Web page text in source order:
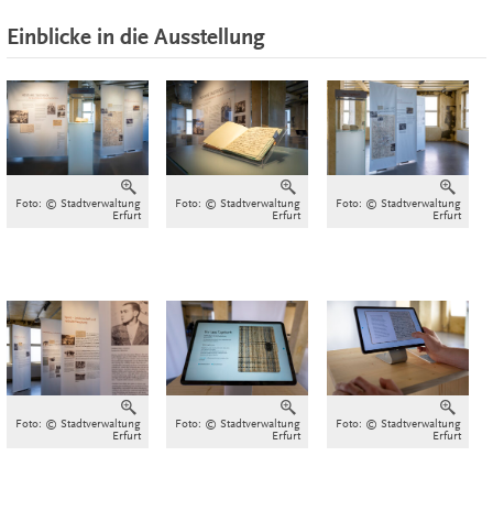
Einblicke in die Ausstellung
Foto: © Stadtverwaltung
Erfurt
Foto: © Stadtverwaltung
Erfurt
Foto: © Stadtverwaltung
Erfurt
Foto: © Stadtverwaltung
Erfurt
Foto: © Stadtverwaltung
Erfurt
Foto: © Stadtverwaltung
Erfurt